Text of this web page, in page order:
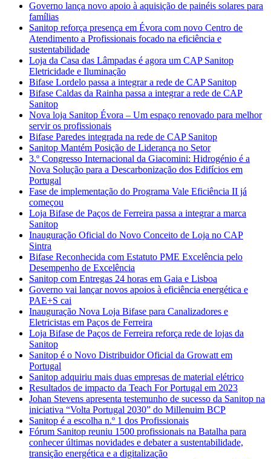
Governo lança novo apoio à aquisição de painéis solares para
famílias
Sanitop reforça presença em Évora com novo Centro de
Atendimento a Profissionais focado na eficiência e
sustentabilidade
Loja da Casa das Lâmpadas é agora um CAP Sanitop
Eletricidade e Iluminação
Bifase Lordelo passa a integrar a rede de CAP Sanitop
Bifase Caldas da Rainha passa a integrar a rede de CAP
Sanitop
Nova loja Sanitop Évora – Um espaço renovado para melhor
servir os profissionais
Bifase Paredes integrada na rede de CAP Sanitop
Sanitop Mantém Posição de Liderança no Setor
3.º Congresso Internacional da Giacomini: Hidrogénio é a
Nova Solução para a Descarbonização dos Edifícios em
Portugal
Fase de implementação do Programa Vale Eficiência II já
começou
Loja Bifase de Paços de Ferreira passa a integrar a marca
Sanitop
Inauguração Oficial do Novo Conceito de Loja no CAP
Sintra
Bifase Reconhecida com Estatuto PME Excelência pelo
Desempenho de Excelência
Sanitop com Entregas 24 horas em Gaia e Lisboa
Governo vai lançar novos apoios à eficiência energética e
PAE+S cai
Inauguração Nova Loja Bifase para Canalizadores e
Eletricistas em Paços de Ferreira
Loja Bifase de Paços de Ferreira reforça rede de lojas da
Sanitop
Sanitop é o Novo Distribuidor Oficial da Growatt em
Portugal
Sanitop adquiriu mais duas empresas de material elétrico
Resultados de impacto da Teach For Portugal em 2023
Johan Stevens apresenta testemunho de sucesso da Sanitop na
iniciativa “Volta Portugal 2030” do Millenuim BCP
Sanitop é a escolha n.º 1 dos Profissionais
Fórum Sanitop reuniu 1500 profissionais na Batalha para
conhecer últimas novidades e debater a sustentabilidade,
transição energética e a digitalização